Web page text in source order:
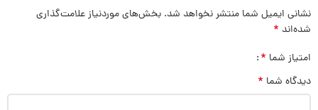
نشانی ایمیل شما منتشر نخواهد شد. بخش‌های موردنیاز علامت‌گذاری
شده‌اند *
امتیاز شما *
دیدگاه شما *